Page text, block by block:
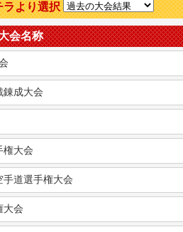
ラより選択
会名称
錬成大会
権大会
道選手権大会
大会